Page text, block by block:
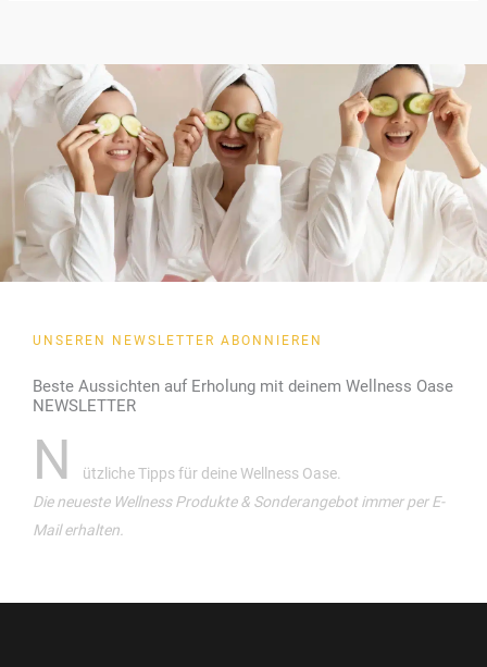
UNSEREN NEWSLETTER ABONNIEREN
Beste Aussichten auf Erholung mit deinem Wellness Oase
NEWSLETTER
N
ützliche Tipps für deine Wellness Oase.
Die neueste Wellness Produkte & Sonderangebot immer per E-
Mail erhalten.